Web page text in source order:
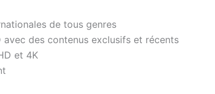
de tous genres
avec des contenus exclusifs et récents
et 4K